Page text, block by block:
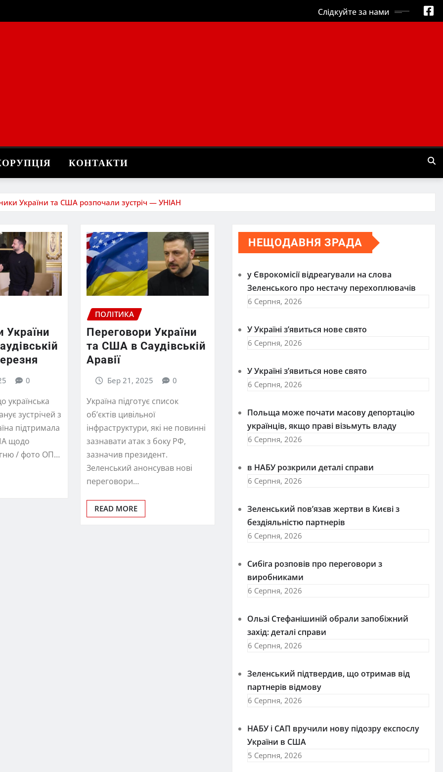
Слідкуйте за нами
КОНТАКТИ
України та США розпочали зустріч — УНІАН
України
0
українська
зустрічей з
підтримала
щодо
/ фото ОП…
ПОЛІТИКА
Переговори України
та США в Саудівській
Аравії
Бер 21, 2025 0
Україна підготує список
об’єктів цивільної
інфраструктури, які не повинні
зазнавати атак з боку РФ,
зазначив президент.
Зеленський анонсував нові
переговори…
READ MORE
НЕЩОДАВНЯ ЗРАДА
у Єврокомісії відреагували на слова
Зеленського про нестачу перехоплювачів
6 Серпня, 2026
У Україні з’явиться нове свято
6 Серпня, 2026
У Україні з’явиться нове свято
6 Серпня, 2026
Польща може почати масову депортацію
українців, якщо праві візьмуть владу
6 Серпня, 2026
в НАБУ розкрили деталі справи
6 Серпня, 2026
Зеленський пов’язав жертви в Києві з
бездіяльністю партнерів
6 Серпня, 2026
Сибіга розповів про переговори з
виробниками
6 Серпня, 2026
Ользі Стефанішиній обрали запобіжний
захід: деталі справи
6 Серпня, 2026
Зеленський підтвердив, що отримав від
партнерів відмову
6 Серпня, 2026
НАБУ і САП вручили нову підозру експослу
України в США
5 Серпня, 2026